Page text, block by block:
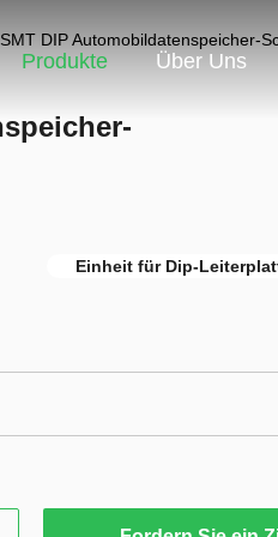
Produkte Über Uns
SMT DIP Automobildatenspeicher-
Einheit für Dip-